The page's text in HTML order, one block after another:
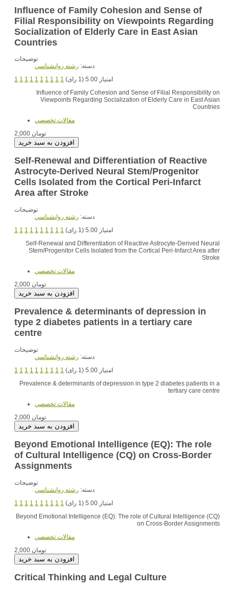
Influence of Family Cohesion and Sense of
Filial Responsibility on Viewpoints Regarding
Socialization of Elderly Care in East Asian
Countries
توضیحات
دسته: رشته روانشناسي
1 1 1 1 1 1 1 1 1 1
امتیاز 5.00 (1 رای)
Influence of Family Cohesion and Sense of Filial Responsibility on
Viewpoints Regarding Socialization of Elderly Care in East Asian
Countries
مقالات تخصصي
2,000 تومان
Self-Renewal and Differentiation of Reactive
Astrocyte-Derived Neural Stem/Progenitor
Cells Isolated from the Cortical Peri-Infarct
Area after Stroke
توضیحات
دسته: رشته روانشناسي
1 1 1 1 1 1 1 1 1 1
امتیاز 5.00 (1 رای)
Self-Renewal and Differentiation of Reactive Astrocyte-Derived Neural
Stem/Progenitor Cells Isolated from the Cortical Peri-Infarct Area after
Stroke
مقالات تخصصي
2,000 تومان
Prevalence & determinants of depression in
type 2 diabetes patients in a tertiary care
centre
توضیحات
دسته: رشته روانشناسي
1 1 1 1 1 1 1 1 1 1
امتیاز 5.00 (1 رای)
Prevalence & determinants of depression in type 2 diabetes patients in a
tertiary care centre
مقالات تخصصي
2,000 تومان
Beyond Emotional Intelligence (EQ): The role
of Cultural Intelligence (CQ) on Cross-Border
Assignments
توضیحات
دسته: رشته روانشناسي
1 1 1 1 1 1 1 1 1 1
امتیاز 5.00 (1 رای)
Beyond Emotional Intelligence (EQ): The role of Cultural Intelligence (CQ)
on Cross-Border Assignments
مقالات تخصصي
2,000 تومان
Critical Thinking and Legal Culture